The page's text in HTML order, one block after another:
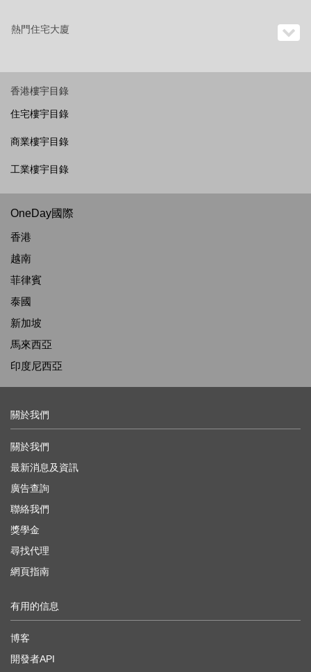
熱門住宅大廈
香港樓宇目錄
住宅樓宇目錄
商業樓宇目錄
工業樓宇目錄
OneDay國際
香港
越南
菲律賓
泰國
新加坡
馬來西亞
印度尼西亞
關於我們
關於我們
最新消息及資訊
廣告查詢
聯絡我們
獎學金
尋找代理
網頁指南
有用的信息
博客
開發者API